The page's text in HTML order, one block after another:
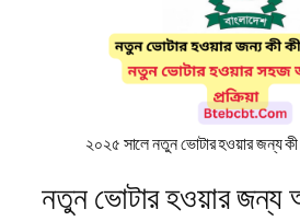
২০২৫ সালে নতুন ভোটার হওয়ার জন্য
নতুন ভোটার হওয়ার জন্য